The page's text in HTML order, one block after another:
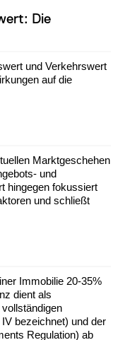
Die
und Verkehrswert
auf die
Marktgeschehen
und
hingegen fokussiert
und schließt
Immobilie 20-35%
dient als
bezeichnet) und der
Regulation) ab